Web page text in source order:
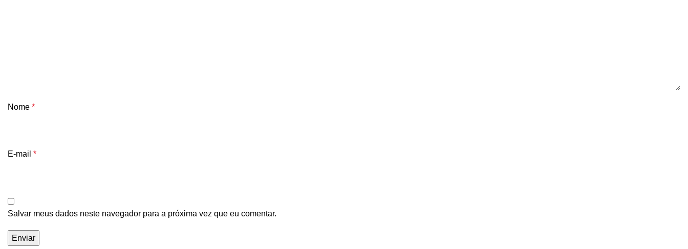
Nome *
E-mail *
Salvar meus dados neste navegador para a próxima vez que eu comentar.